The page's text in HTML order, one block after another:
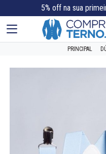
PRINCIPAL
5% off na sua